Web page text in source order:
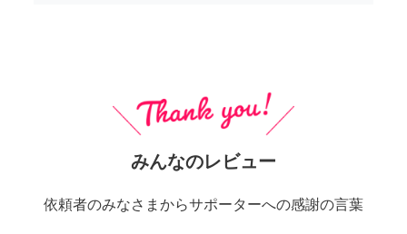
みんなのレビュー
依頼者のみなさまからサポーターへの感謝の言葉